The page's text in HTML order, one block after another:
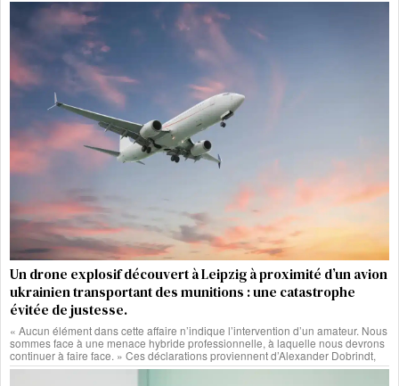
Un drone explosif découvert à Leipzig à proximité d’un avion
ukrainien transportant des munitions : une catastrophe
évitée de justesse.
« Aucun élément dans cette affaire n’indique l’intervention d’un amateur. Nous
sommes face à une menace hybride professionnelle, à laquelle nous devrons
continuer à faire face. » Ces déclarations proviennent d’Alexander Dobrindt,